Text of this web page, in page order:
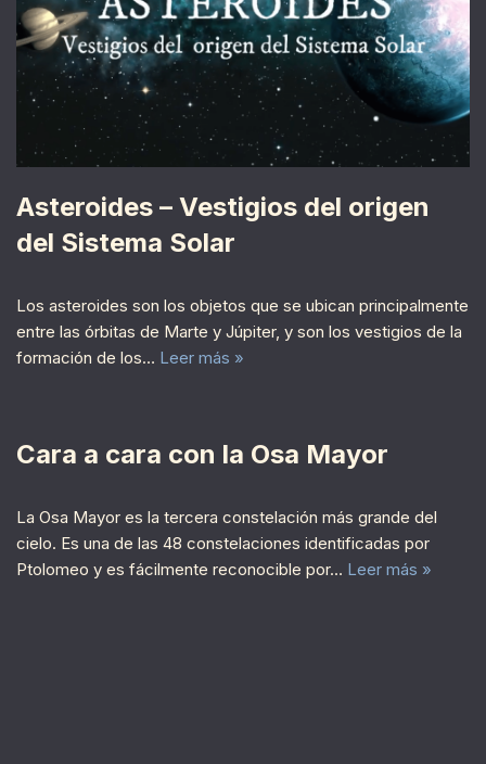
Asteroides – Vestigios del origen
del Sistema Solar
Los asteroides son los objetos que se ubican principalmente
entre las órbitas de Marte y Júpiter, y son los vestigios de la
formación de los… Leer más »
Cara a cara con la Osa Mayor
La Osa Mayor es la tercera constelación más grande del
cielo. Es una de las 48 constelaciones identificadas por
Ptolomeo y es fácilmente reconocible por… Leer más »